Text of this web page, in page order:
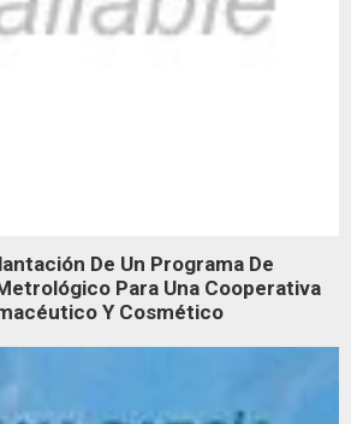
De Un Programa De
Para Una Cooperativa
Y Cosmético